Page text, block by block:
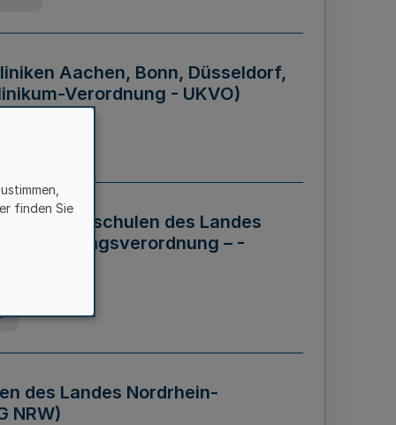
Aachen, Bonn, Düsseldorf,
Verordnung - UKVO)
der Hochschulen des Landes
– -
des Landes Nordrhein-
NRW)
finden Sie